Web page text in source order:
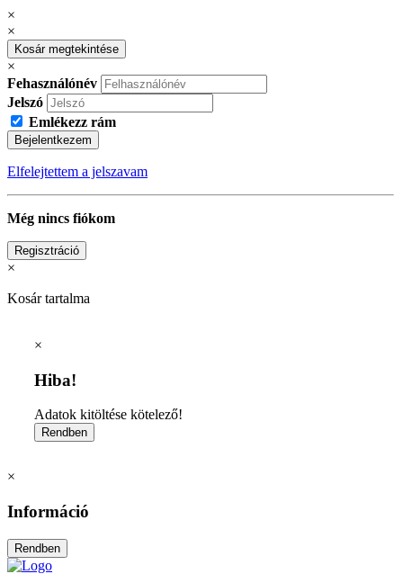
×
×
Kosár megtekintése
×
Fehasználónév
Jelszó
Emlékezz rám
Bejelentkezem
Elfelejtettem a jelszavam
Még nincs fiókom
Regisztráció
×
Kosár tartalma
×
Hiba!
Adatok kitöltése kötelező!
×
Információ